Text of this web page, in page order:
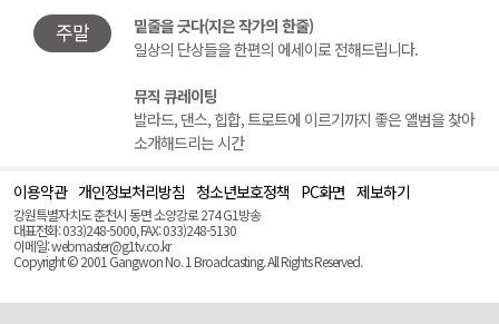
주말
밑줄을 긋다(지은 작가의 한줄)
일상의 단상들을 한편의 에세이로 전해드립니다.
뮤직 큐레이팅
발라드, 댄스, 힙합, 트로트에 이르기까지 좋은 앨범을 찾아
소개해드리는 시간
이용약관 개인정보처리방침 청소년보호정책 PC화면 제보하기
강원특별자치도 춘천시 동면 소양강로 274 G1방송
대표전화: 033)248-5000, FAX: 033)248-5130
이메일: webmaster@g1tv.co.kr
Copyright © 2001 Gangwon No. 1 Broadcasting. All Rights Reserved.